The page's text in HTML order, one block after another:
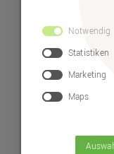
Berngau:
Notwendig
Statistiken
Marketing
Maps